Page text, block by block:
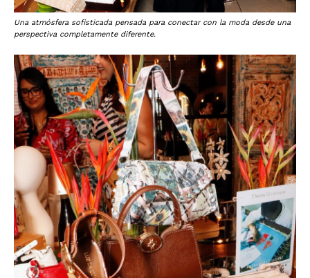
Una atmósfera sofisticada pensada para conectar con la moda desde una
perspectiva completamente diferente.